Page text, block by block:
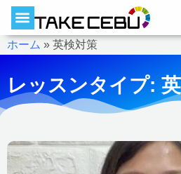
ホーム » 英検対策
レッスンタイプ: